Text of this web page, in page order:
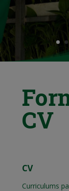
CV
CV
Curriculums